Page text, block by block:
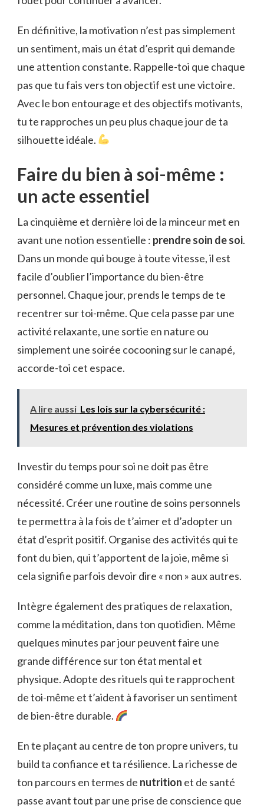
En définitive, la motivation n’est pas simplement
un sentiment, mais un état d’esprit qui demande
une attention constante. Rappelle-toi que chaque
pas que tu fais vers ton objectif est une victoire.
Avec le bon entourage et des objectifs motivants,
tu te rapproches un peu plus chaque jour de ta
silhouette idéale.
Faire du bien à soi-même :
un acte essentiel
La cinquième et dernière loi de la minceur met en
avant une notion essentielle : prendre soin de soi.
Dans un monde qui bouge à toute vitesse, il est
facile d’oublier l’importance du bien-être
personnel. Chaque jour, prends le temps de te
recentrer sur toi-même. Que cela passe par une
activité relaxante, une sortie en nature ou
simplement une soirée cocooning sur le canapé,
accorde-toi cet espace.
A lire aussi Les lois sur la cybersécurité :
Mesures et prévention des violations
Investir du temps pour soi ne doit pas être
considéré comme un luxe, mais comme une
nécessité. Créer une routine de soins personnels
te permettra à la fois de t’aimer et d’adopter un
état d’esprit positif. Organise des activités qui te
font du bien, qui t’apportent de la joie, même si
cela signifie parfois devoir dire « non » aux autres.
Intègre également des pratiques de relaxation,
comme la méditation, dans ton quotidien. Même
quelques minutes par jour peuvent faire une
grande différence sur ton état mental et
physique. Adopte des rituels qui te rapprochent
de toi-même et t’aident à favoriser un sentiment
de bien-être durable.
En te plaçant au centre de ton propre univers, tu
build ta confiance et ta résilience. La richesse de
ton parcours en termes de nutrition et de santé
passe avant tout par une prise de conscience que